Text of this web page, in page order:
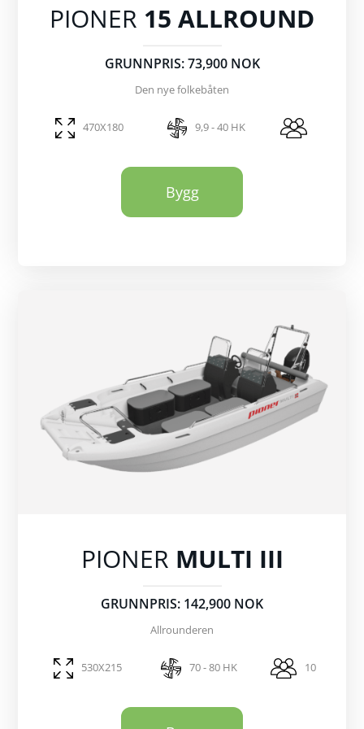
PIONER 15 ALLROUND
GRUNNPRIS: 73,900 NOK
Den nye folkebåten
470X180 9,9 - 40 HK
Bygg
PIONER MULTI III
GRUNNPRIS: 142,900 NOK
Allrounderen
530X215 70 - 80 HK 10